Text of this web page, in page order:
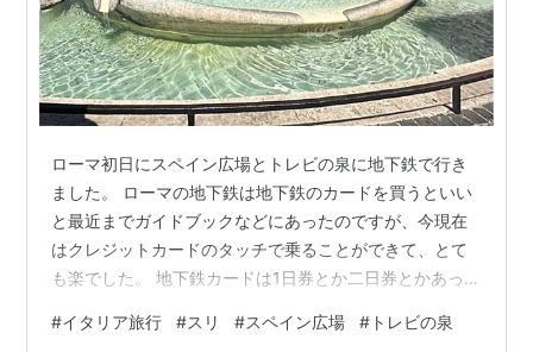
ローマ初日にスペイン広場とトレビの泉に地下鉄で行き
ました。 ローマの地下鉄は地下鉄のカードを買うといい
と最近までガイドブックなどにあったのですが、今現在
はクレジットカードのタッチで乗ることができて、とて
も楽でした。 地下鉄カードは1日券とか二日券とかあって
ドも1日に何回か乗ると自動的に割引になるらしいです。
#イタリア旅行 #スリ #スペイン広場 # トレビの泉